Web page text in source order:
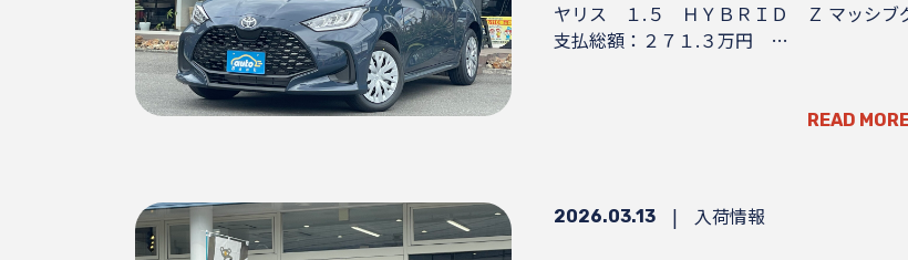
ヤリス １.５ ＨＹＢＲＩＤ Ｚ マッシブ
支払総額：２７１.３万円 …
READ
2026.03.13 | 入荷情報